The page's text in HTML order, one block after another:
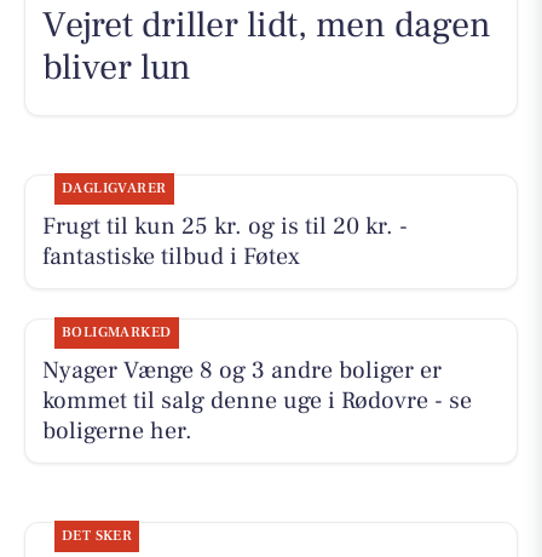
Vejret driller lidt, men dagen
bliver lun
DAGLIGVARER
Frugt til kun 25 kr. og is til 20 kr. -
fantastiske tilbud i Føtex
BOLIGMARKED
Nyager Vænge 8 og 3 andre boliger er
kommet til salg denne uge i Rødovre - se
boligerne her.
DET SKER